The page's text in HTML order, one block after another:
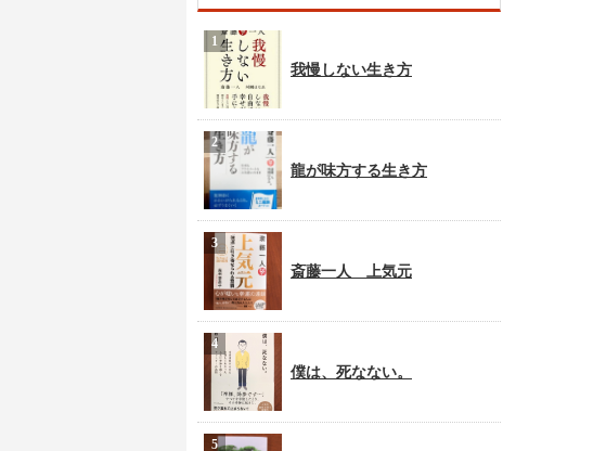
我慢しない生き方
龍が味方する生き方
斎藤一人 上気元
僕は、死なない。